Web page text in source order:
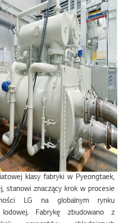
klasy fabryki w Pyeongtaek,
stanowi znaczący krok w procesie
LG na globalnym rynku
Fabrykę zbudowano z